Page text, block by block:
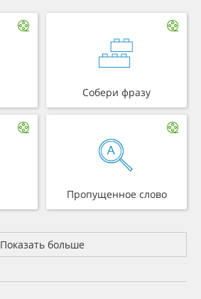
Собери фразу
Пропущенное слово
Показать больше